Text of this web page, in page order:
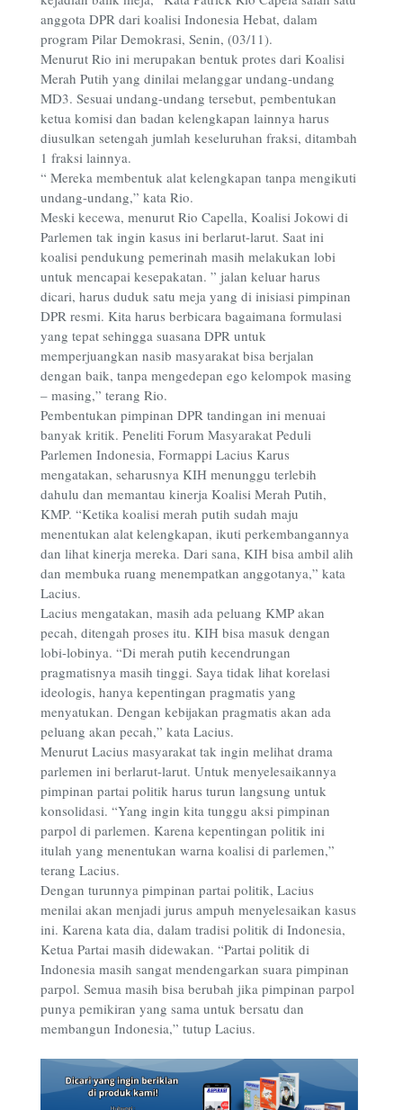
anggota DPR dari koalisi Indonesia Hebat, dalam
program Pilar Demokrasi, Senin, (03/11).
Menurut Rio ini merupakan bentuk protes dari Koalisi
Merah Putih yang dinilai melanggar undang-undang
MD3. Sesuai undang-undang tersebut, pembentukan
ketua komisi dan badan kelengkapan lainnya harus
diusulkan setengah jumlah keseluruhan fraksi, ditambah
1 fraksi lainnya.
“ Mereka membentuk alat kelengkapan tanpa mengikuti
undang-undang,” kata Rio.
Meski kecewa, menurut Rio Capella, Koalisi Jokowi di
Parlemen tak ingin kasus ini berlarut-larut. Saat ini
koalisi pendukung pemerinah masih melakukan lobi
untuk mencapai kesepakatan. ” jalan keluar harus
dicari, harus duduk satu meja yang di inisiasi pimpinan
DPR resmi. Kita harus berbicara bagaimana formulasi
yang tepat sehingga suasana DPR untuk
memperjuangkan nasib masyarakat bisa berjalan
dengan baik, tanpa mengedepan ego kelompok masing
– masing,” terang Rio.
Pembentukan pimpinan DPR tandingan ini menuai
banyak kritik. Peneliti Forum Masyarakat Peduli
Parlemen Indonesia, Formappi Lacius Karus
mengatakan, seharusnya KIH menunggu terlebih
dahulu dan memantau kinerja Koalisi Merah Putih,
KMP. “Ketika koalisi merah putih sudah maju
menentukan alat kelengkapan, ikuti perkembangannya
dan lihat kinerja mereka. Dari sana, KIH bisa ambil alih
dan membuka ruang menempatkan anggotanya,” kata
Lacius.
Lacius mengatakan, masih ada peluang KMP akan
pecah, ditengah proses itu. KIH bisa masuk dengan
lobi-lobinya. “Di merah putih kecendrungan
pragmatisnya masih tinggi. Saya tidak lihat korelasi
ideologis, hanya kepentingan pragmatis yang
menyatukan. Dengan kebijakan pragmatis akan ada
peluang akan pecah,” kata Lacius.
Menurut Lacius masyarakat tak ingin melihat drama
parlemen ini berlarut-larut. Untuk menyelesaikannya
pimpinan partai politik harus turun langsung untuk
konsolidasi. “Yang ingin kita tunggu aksi pimpinan
parpol di parlemen. Karena kepentingan politik ini
itulah yang menentukan warna koalisi di parlemen,”
terang Lacius.
Dengan turunnya pimpinan partai politik, Lacius
menilai akan menjadi jurus ampuh menyelesaikan kasus
ini. Karena kata dia, dalam tradisi politik di Indonesia,
Ketua Partai masih didewakan. “Partai politik di
Indonesia masih sangat mendengarkan suara pimpinan
parpol. Semua masih bisa berubah jika pimpinan parpol
punya pemikiran yang sama untuk bersatu dan
membangun Indonesia,” tutup Lacius.